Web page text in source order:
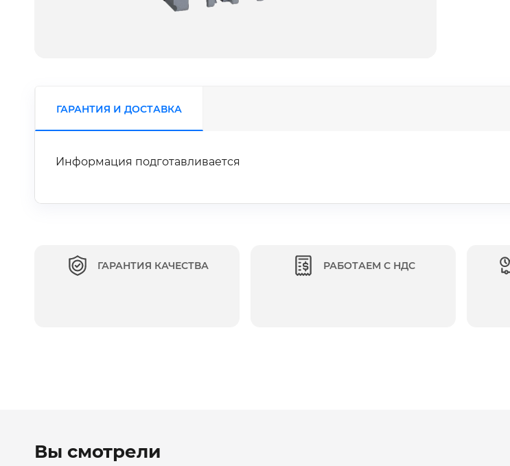
ГАРАНТИЯ И ДОСТАВКА
Информация подготавливается
ГАРАНТИЯ КАЧЕСТВА РАБОТАЕМ С НДС
Вы смотрели